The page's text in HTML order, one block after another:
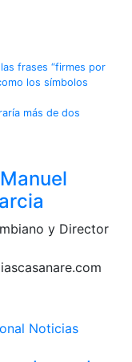
frases “firmes por
los símbolos
más de dos
y Director
Noticias